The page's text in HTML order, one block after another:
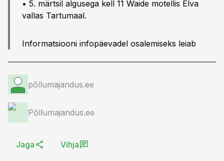
• 5. märtsil algusega kell 11 Waide motellis Elva
vallas Tartumaal.
Informatsiooni infopäevadel osalemiseks leiab
põllumajandus.ee
Põllumajandus.ee
Jaga Vihja